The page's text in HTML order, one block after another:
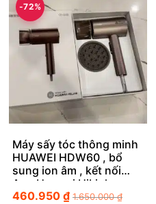
-72%
Máy sấy tóc thông minh
HUAWEI HDW60 , bổ
sung ion âm , kết nối
App Huawei HiLink
460.950 ₫ 1.650.000₫